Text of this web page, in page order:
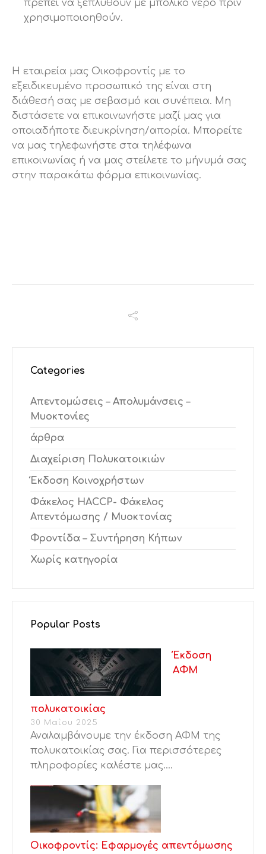
πρέπει να ξεπλυθούν με μπόλικο νερό πριν
χρησιμοποιοηθούν.
H εταιρεία μας Οικοφροντίς με το
εξειδικευμένο προσωπικό της είναι στη
διάθεσή σας με σεβασμό και συνέπεια. Μη
διστάσετε να επικοινωνήστε μαζί μας για
οποιαδήποτε διευκρίνηση/απορία. Μπορείτε
να μας τηλεφωνήστε στα τηλέφωνα
επικοινωνίας ή να μας στείλετε το μήνυμά σας
στην παρακάτω φόρμα επικοινωνίας.
Categories
Απεντομώσεις – Απολυμάνσεις –
Μυοκτονίες
άρθρα
Διαχείριση Πολυκατοικιών
Έκδοση Κοινοχρήστων
Φάκελος HACCP- Φάκελος
Απεντόμωσης / Μυοκτονίας
Φροντίδα – Συντήρηση Κήπων
Χωρίς κατηγορία
Popular Posts
Έκδοση
ΑΦΜ
πολυκατοικίας
30 Μαΐου 2025
Αναλαμβάνουμε την έκδοση ΑΦΜ της
πολυκατοικίας σας. Για περισσότερες
πληροφορίες καλέστε μας....
Οικοφροντίς: Εφαρμογές απεντόμωσης